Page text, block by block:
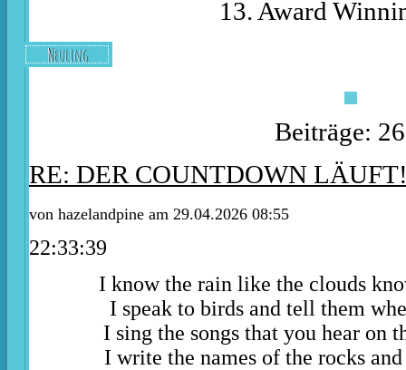
13. Award
Neuling
Beiträge:
RE: DER COUNTDOWN
von hazelandpine am 29.04.2026 08:55
22:33:39
I know the rain like the clouds
I speak to birds and tell them
I sing the songs that you hear on
I write the names of the rocks